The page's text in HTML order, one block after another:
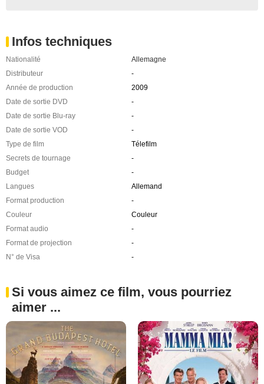
Infos techniques
Nationalité
Allemagne
Distributeur
-
Année de production
2009
Date de sortie DVD
-
Date de sortie Blu-ray
-
Date de sortie VOD
-
Type de film
Télefilm
Secrets de tournage
-
Budget
-
Langues
Allemand
Format production
-
Couleur
Couleur
Format audio
-
Format de projection
-
N° de Visa
-
Si vous aimez ce film, vous pourriez
aimer ...